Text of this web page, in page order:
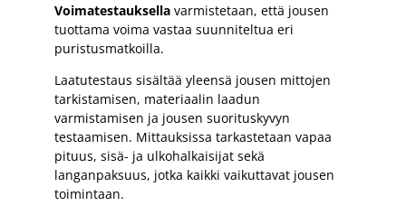
Voimatestauksella varmistetaan, että jousen
tuottama voima vastaa suunniteltua eri
puristusmatkoilla.
Laatutestaus sisältää yleensä jousen mittojen
tarkistamisen, materiaalin laadun
varmistamisen ja jousen suorituskyvyn
testaamisen. Mittauksissa tarkastetaan vapaa
pituus, sisä- ja ulkohalkaisijat sekä
langanpaksuus, jotka kaikki vaikuttavat jousen
toimintaan.